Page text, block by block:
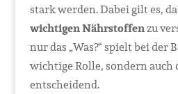
stark werden. Dabei gilt es,
wichtigen Nährstoffenzu
nur das „Was?“ spielt bei der
wichtige Rolle, sondern auch
entscheidend.